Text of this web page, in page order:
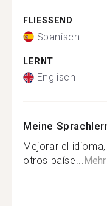
FLIESSEND
Spanisch
LERNT
Englisch
Meine
Mejorar el
otros paíse...